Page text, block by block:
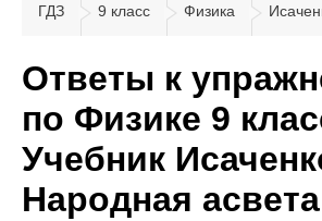
ГДЗ 9 класс Физика
Ответы к
по Физике 9
Учебник
Народная асвета